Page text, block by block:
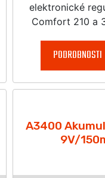
elektronické
Comfort 210 a
vášhoPODROBNOSTI
A3400
9V/